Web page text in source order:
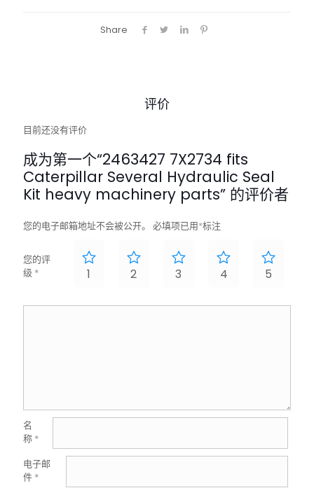
Share
评价
目前还没有评价
成为第一个“2463427 7X2734 fits
Caterpillar Several Hydraulic Seal
Kit heavy machinery parts” 的评价者
您的电子邮箱地址不会被公开。 必填项已用*标注
您的评
级 * 1 2 3 4 5
名
称 *
电子邮
件 *